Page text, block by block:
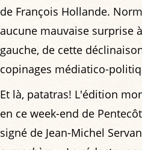
de François Hollande.
aucune mauvaise surprise
gauche, de cette
copinages médiatico-
Et là, patatras! L'édition
en ce week-end de
signé de Jean-Michel